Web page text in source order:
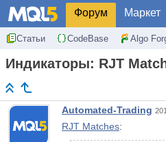
Форум Маркет
Статьи CodeBase Algo
Индикаторы: RJT
Automated-Trading
RJT Matches: